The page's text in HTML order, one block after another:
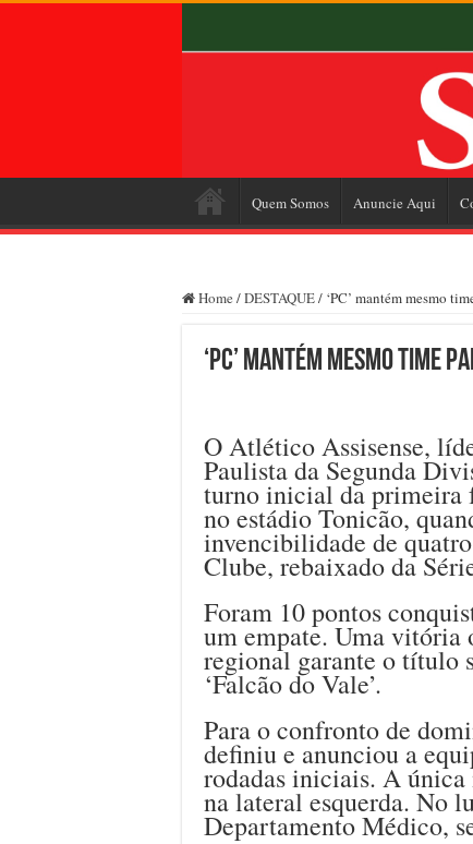
Quem Somos Anuncie Aqui
Home /DESTAQUE/ ‘PC’ mantém mesmo
‘PC’ mantém mesmo time
O Atlético Assisense,
Paulista da Segunda
turno inicial da primeira
no estádio Tonicão,
invencibilidade de
Clube, rebaixado da
Foram 10 pontos
um empate. Uma vitória
regional garante o título
‘Falcão do Vale’.
Para o confronto de
definiu e anunciou a
rodadas iniciais. A única
na lateral esquerda. No
Departamento Médico,